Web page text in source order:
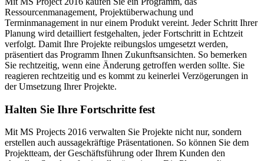
Ressourcenmanagement, Projektüberwachung und
Terminmanagement in nur einem Produkt vereint. Jeder Schritt Ihrer
Planung wird detailliert festgehalten, jeder Fortschritt in Echtzeit
verfolgt. Damit Ihre Projekte reibungslos umgesetzt werden,
präsentiert das Programm Ihnen Zukunftsansichten. So bemerken
Sie rechtzeitig, wenn eine Änderung getroffen werden sollte. Sie
reagieren rechtzeitig und es kommt zu keinerlei Verzögerungen in
der Umsetzung Ihrer Projekte.
Halten Sie Ihre Fortschritte fest
Mit MS Projects 2016 verwalten Sie Projekte nicht nur, sondern
erstellen auch aussagekräftige Präsentationen. So können Sie dem
Projektteam, der Geschäftsführung oder Ihrem Kunden den